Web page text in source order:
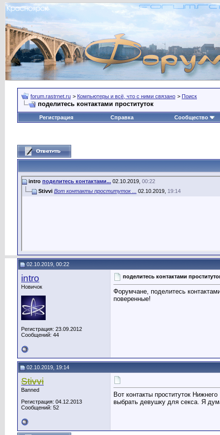
forum.rastrnet.ru > Компьютеры и всё, что с ними связано > Поиск
поделитесь контактами проституток
Регистрация Справка Сообщество
intro поделитесь контактами... 02.10.2019, 00:22
Stivvi Вот контакты проституток ... 02.10.2019, 19:14
02.10.2019, 00:22
intro
Новичок
Регистрация: 23.09.2012
Сообщений: 44
поделитесь контактами
Форумчане, поделитесь
поверенные!
02.10.2019, 19:14
Stivvi
Banned
Регистрация: 04.12.2013
Сообщений: 52
Вот контакты проституток
выбрать девушку для секса. Я